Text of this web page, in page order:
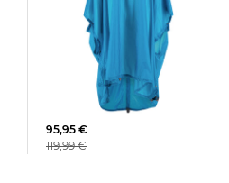
Sea to Summit | Umhang
ULTRA SIL NANO TARP-
PONCHO 15D
95,95 €
119,99 €